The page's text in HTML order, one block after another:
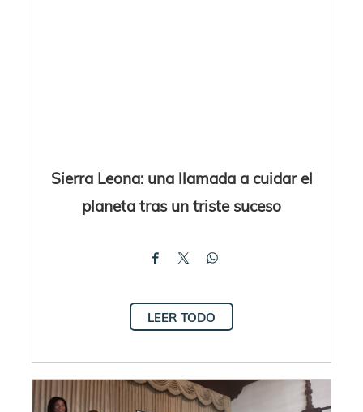
Sierra Leona: una llamada a cuidar el
planeta tras un triste suceso
LEER TODO